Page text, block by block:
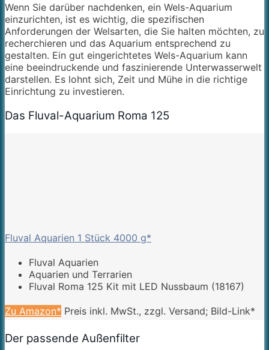
Wenn Sie darüber nachdenken, ein Wels-Aquarium
einzurichten, ist es wichtig, die spezifischen
Anforderungen der Welsarten, die Sie halten möchten, zu
recherchieren und das Aquarium entsprechend zu
gestalten. Ein gut eingerichtetes Wels-Aquarium kann
eine beeindruckende und faszinierende Unterwasserwelt
darstellen. Es lohnt sich, Zeit und Mühe in die richtige
Einrichtung zu investieren.
Das Fluval-Aquarium Roma 125
Fluval Aquarien 1 Stück 4000 g*
Fluval Aquarien
Aquarien und Terrarien
Fluval Roma 125 Kit mit LED Nussbaum (18167)
Zu Amazon* Preis inkl. MwSt., zzgl. Versand; Bild-Link*
Der passende Außenfilter